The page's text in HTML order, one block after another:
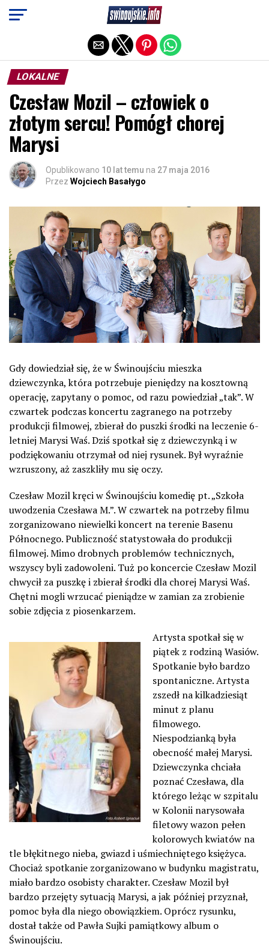
LOKALNE
Czesław Mozil – człowiek o
złotym sercu! Pomógł chorej
Marysi
Opublikowano 10 lat temu na 27 maja 2016
Przez Wojciech Basałygo
Gdy dowiedział się, że w Świnoujściu mieszka
dziewczynka, która potrzebuje pieniędzy na kosztowną
operację, zapytany o pomoc, od razu powiedział „tak”. W
czwartek podczas koncertu zagranego na potrzeby
produkcji filmowej, zbierał do puszki środki na leczenie 6-
letniej Marysi Waś. Dziś spotkał się z dziewczynką i w
podziękowaniu otrzymał od niej rysunek. Był wyraźnie
wzruszony, aż zaszkliły mu się oczy.
Czesław Mozil kręci w Świnoujściu komedię pt. „Szkoła
uwodzenia Czesława M.”. W czwartek na potrzeby filmu
zorganizowano niewielki koncert na terenie Basenu
Północnego. Publiczność statystowała do produkcji
filmowej. Mimo drobnych problemów technicznych,
wszyscy byli zadowoleni. Tuż po koncercie Czesław Mozil
chwycił za puszkę i zbierał środki dla chorej Marysi Waś.
Chętni mogli wrzucać pieniądze w zamian za zrobienie
sobie zdjęcia z piosenkarzem.
Artysta spotkał się w
piątek z rodziną Wasiów.
Spotkanie było bardzo
spontaniczne. Artysta
zszedł na kilkadziesiąt
minut z planu
filmowego.
Niespodzianką była
obecność małej Marysi.
Dziewczynka chciała
poznać Czesława, dla
którego leżąc w szpitalu
w Kolonii narysowała
filetowy wazon pełen
kolorowych kwiatów na
tle błękitnego nieba, gwiazd i uśmiechniętego księżyca.
Chociaż spotkanie zorganizowano w budynku magistratu,
miało bardzo osobisty charakter. Czesław Mozil był
bardzo przejęty sytuacją Marysi, a jak później przyznał,
pomoc była dla niego obowiązkiem. Oprócz rysunku,
dostał także od Pawła Sujki pamiątkowy album o
Świnoujściu.
Exit mobile version